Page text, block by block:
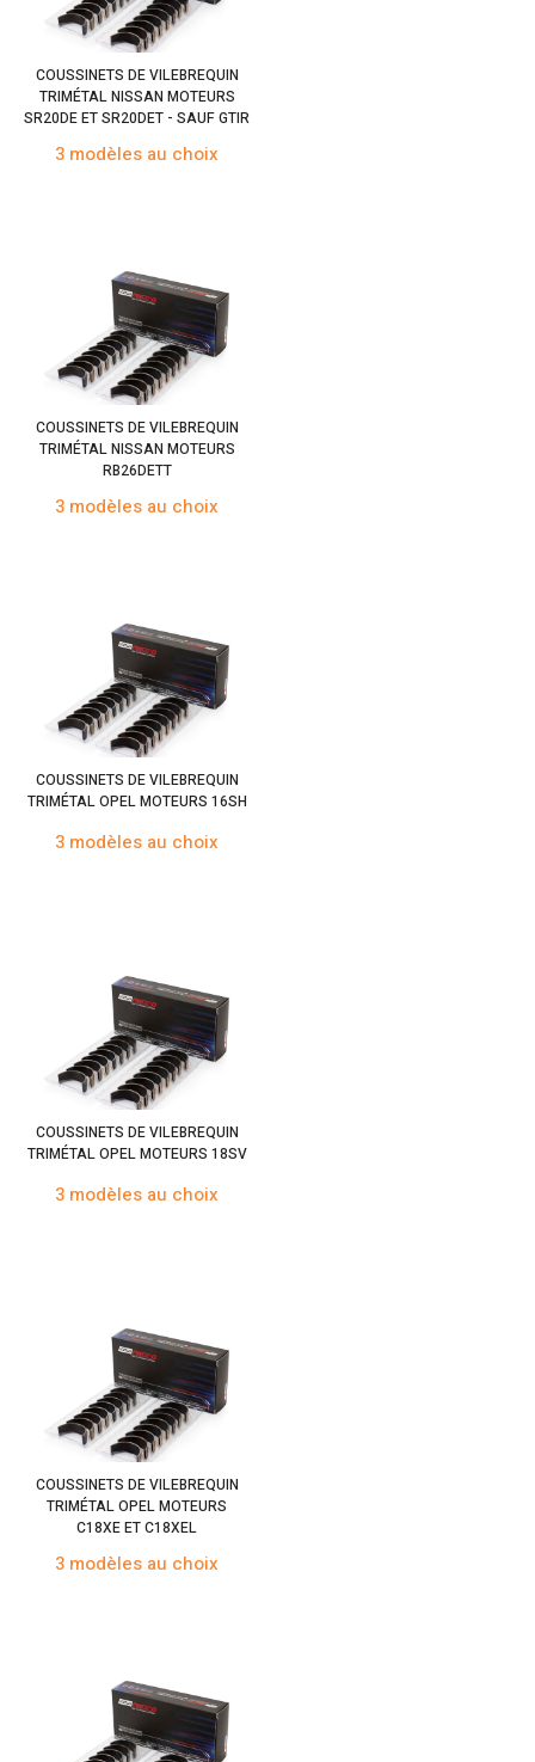
COUSSINETS DE VILEBREQUIN
TRIMÉTAL NISSAN MOTEURS
SR20DE ET SR20DET - SAUF GTIR
3 modèles au choix
COUSSINETS DE VILEBREQUIN
TRIMÉTAL NISSAN MOTEURS
RB26DETT
3 modèles au choix
COUSSINETS DE VILEBREQUIN
TRIMÉTAL OPEL MOTEURS 16SH
3 modèles au choix
COUSSINETS DE VILEBREQUIN
TRIMÉTAL OPEL MOTEURS 18SV
3 modèles au choix
COUSSINETS DE VILEBREQUIN
TRIMÉTAL OPEL MOTEURS
C18XE ET C18XEL
3 modèles au choix